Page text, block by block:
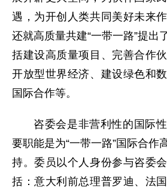
遇，为开创人类共同美好未来
还就高质量共建“一带一路”提出
括建设高质量项目、完善合作
开放型世界经济、建设绿色和
国际合作等。
咨委会是非营利性的国际
要职能是为“一带一路”国际合作
持。委员以个人身份参与咨委
括：意大利前总理普罗迪、法